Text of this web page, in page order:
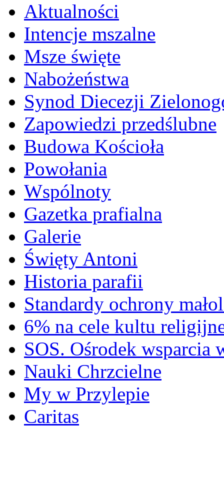
Aktualności
Intencje mszalne
Msze święte
Nabożeństwa
Synod Diecezji
Zapowiedzi przedślubne
Budowa Kościoła
Powołania
Wspólnoty
Gazetka prafialna
Galerie
Święty Antoni
Historia parafii
Standardy ochrony
6% na cele kultu
SOS. Ośrodek wsparcia
Nauki Chrzcielne
My w Przylepie
Caritas